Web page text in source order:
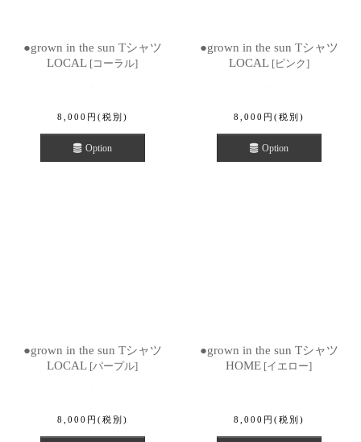
●grown in the sun Tシャツ
LOCAL [コーラル]
8,000 円 (税別)
Option
●grown in the sun Tシャツ
LOCAL [ピンク]
8,000 円 (税別)
Option
●grown in the sun Tシャツ
LOCAL [パープル]
8,000 円 (税別)
●grown in the sun Tシャツ
HOME [イエロー]
8,000 円 (税別)